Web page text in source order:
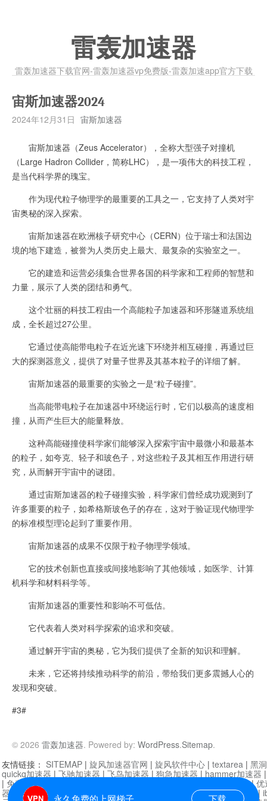
雷轰加速器
雷轰加速器下载官网-雷轰加速器vp免费版-雷轰加速app官方下载
宙斯加速器2024
2024年12月31日 宙斯加速器
宙斯加速器（Zeus Accelerator），全称大型强子对撞机
（Large Hadron Collider，简称LHC），是一项伟大的科技工程，
是当代科学界的瑰宝。
作为现代粒子物理学的最重要的工具之一，它支持了人类对宇
宙奥秘的深入探索。
宙斯加速器在欧洲核子研究中心（CERN）位于瑞士和法国边
境的地下建造，被誉为人类历史上最大、最复杂的实验室之一。
它的建造和运营必须集合世界各国的科学家和工程师的智慧和
力量，展示了人类的团结和勇气。
这个壮丽的科技工程由一个高能粒子加速器和环形隧道系统组
成，全长超过27公里。
它通过使高能带电粒子在近光速下环绕并相互碰撞，再通过巨
大的探测器意义，提供了对量子世界及其基本粒子的详细了解。
宙斯加速器的最重要的实验之一是“粒子碰撞”。
当高能带电粒子在加速器中环绕运行时，它们以极高的速度相
撞，从而产生巨大的能量释放。
这种高能碰撞使科学家们能够深入探索宇宙中最微小和最基本
的粒子，如夸克、轻子和玻色子，对这些粒子及其相互作用进行研
究，从而解开宇宙中的谜团。
通过宙斯加速器的粒子碰撞实验，科学家们曾经成功观测到了
许多重要的粒子，如希格斯玻色子的存在，这对于验证现代物理学
的标准模型理论起到了重要作用。
宙斯加速器的成果不仅限于粒子物理学领域。
它的技术创新也直接或间接地影响了其他领域，如医学、计算
机科学和材料科学等。
宙斯加速器的重要性和影响不可低估。
它代表着人类对科学探索的追求和突破。
通过解开宇宙的奥秘，它为我们提供了全新的知识和理解。
未来，它还将持续推动科学的前沿，带给我们更多震撼人心的
发现和突破。
#3#
© 2026 雷轰加速器. Powered by: WordPress.Sitemap.
永久免费的上网梯子 下载
友情链接： SITEMAP | 旋风加速器官网 | 旋风软件中心 | textarea | 黑
quickq加速器 | 飞驰加速器 | 飞鸟加速器 | 狗急加速器 | hammer加速器
| 免费vqn加速外网 迷雾通|优
器| 快柠檬加速器 |黑洞加速 |falemon 快橙加速器|anycast加速器 |